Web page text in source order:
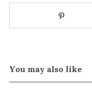
You may also like
S